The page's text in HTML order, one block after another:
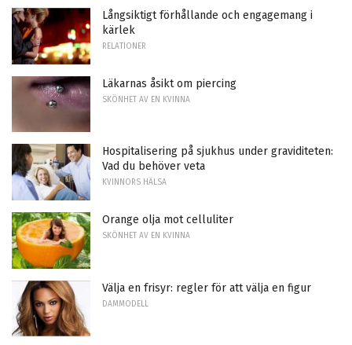
Långsiktigt förhållande och engagemang i
kärlek
RELATIONER
Läkarnas åsikt om piercing
SKÖNHET AV EN KVINNA
Hospitalisering på sjukhus under graviditeten:
Vad du behöver veta
KVINNORS HÄLSA
Orange olja mot celluliter
SKÖNHET AV EN KVINNA
Välja en frisyr: regler för att välja en figur
DAMMODELL